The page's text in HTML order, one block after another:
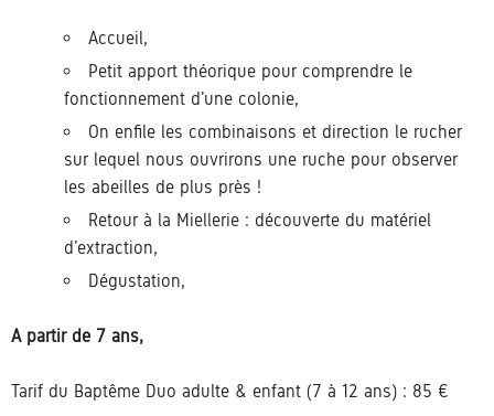
Accueil,
Petit apport théorique pour comprendre le
fonctionnement d’une colonie,
On enfile les combinaisons et direction le rucher
sur lequel nous ouvrirons une ruche pour observer
les abeilles de plus près !
Retour à la Miellerie : découverte du matériel
d’extraction,
Dégustation,
A partir de 7 ans,
Tarif du Baptême Duo adulte & enfant (7 à 12 ans) : 85 €